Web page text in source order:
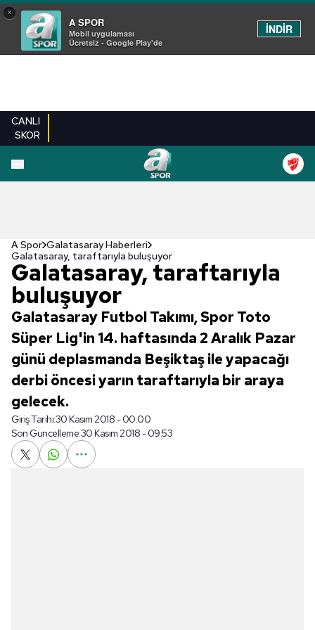
×
A SPOR
Mobil uygulaması
Ücretsiz - Google Play'de
İNDİR
CANLI
SKOR
A Spor Galatasaray Haberleri
Galatasaray, taraftarıyla buluşuyor
Galatasaray, taraftarıyla
buluşuyor
Galatasaray Futbol Takımı, Spor Toto
Süper Lig'in 14. haftasında 2 Aralık Pazar
günü deplasmanda Beşiktaş ile yapacağı
derbi öncesi yarın taraftarıyla bir araya
gelecek.
Giriş Tarihi:30 Kasım 2018 - 00:00
Son Güncelleme:30 Kasım 2018 - 09:53